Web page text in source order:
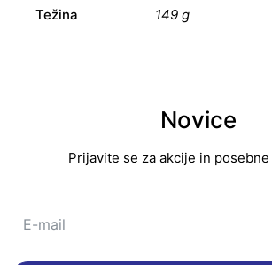
Težina 149 g
Novice
Prijavite se za akcije in